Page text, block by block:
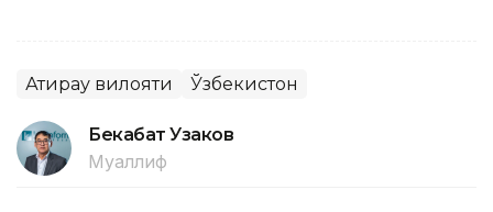
Атирау вилояти Ўзбекистон
Бекабат Узаков
Муаллиф